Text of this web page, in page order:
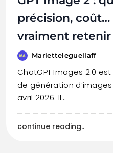
précision, coût…
vraiment retenir
Marietteleguellaff
ChatGPT Images 2.0
de génération
avril 2026. Il…
continue reading..